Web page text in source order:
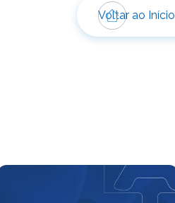
Voltar ao Início